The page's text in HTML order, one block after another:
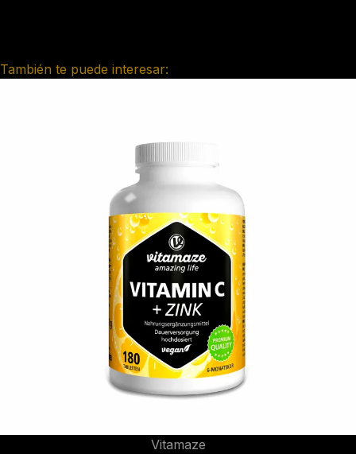
También te puede interesar:
Vitamaze